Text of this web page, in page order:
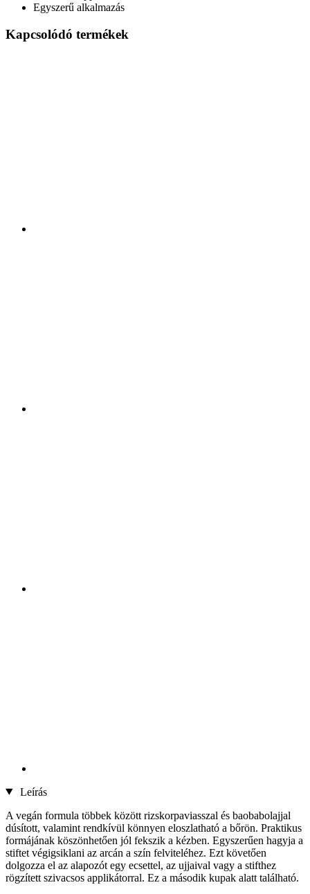
Egyszerű alkalmazás
Kapcsolódó termékek
Leírás
A vegán formula többek között rizskorpaviasszal és baobabolajjal
dúsított, valamint rendkívül könnyen eloszlatható a bőrön. Praktikus
formájának köszönhetően jól fekszik a kézben. Egyszerűen hagyja a
stiftet végigsiklani az arcán a szín felviteléhez. Ezt követően
dolgozza el az alapozót egy ecsettel, az ujjaival vagy a stifthez
rögzített szivacsos applikátorral. Ez a második kupak alatt található.